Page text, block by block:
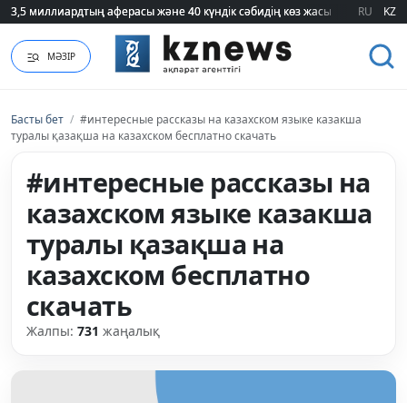
3,5 миллиардтың аферасы және 40 күндік сәбидің көз жасы:
3,5 миллиардтың аферасы және 40 күндік сәбидің көз жасы: RU KZ
МӘЗІР
Басты бет / #интересные рассказы на казахском языке казакша
туралы қазақша на казахском бесплатно скачать
#интересные рассказы на
казахском языке казакша
туралы қазақша на
казахском бесплатно
скачать
Жалпы: 731 жаңалық